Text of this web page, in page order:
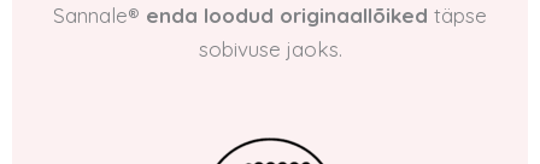
Sannale® enda loodud originaallõiked täpse
sobivuse jaoks.